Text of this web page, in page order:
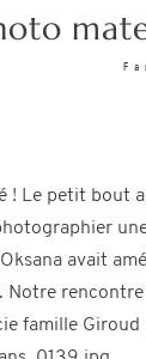
! Le petit bout
avait
Notre
famille